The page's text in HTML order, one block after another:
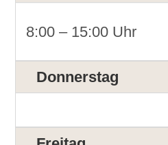
8:00 – 15:00 Uhr
Donnerstag